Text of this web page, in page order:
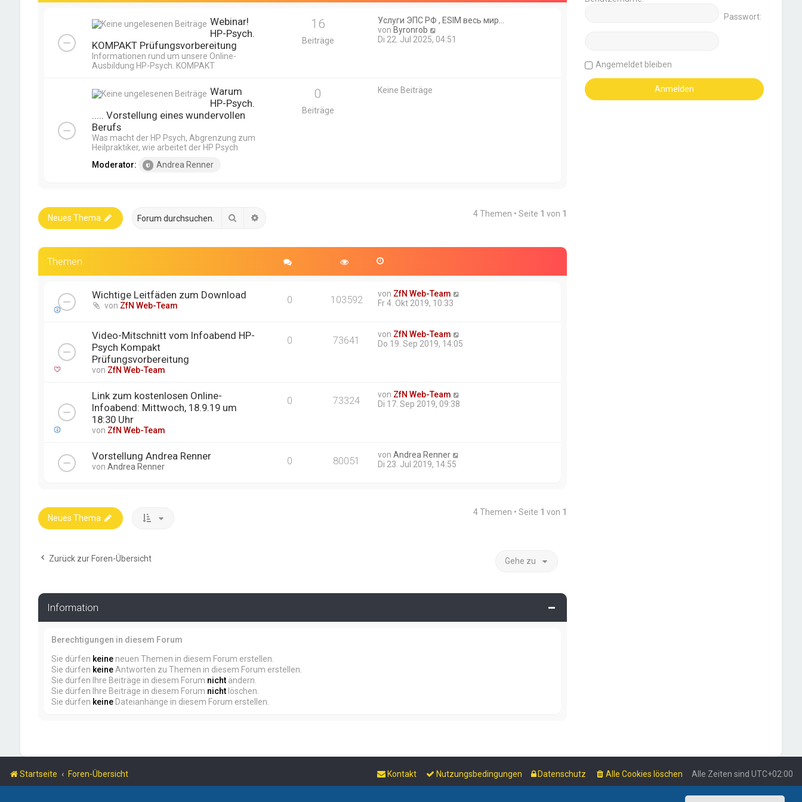
Webinar!
HP-Psych.
KOMPAKT Prüfungsvorbereitung
Informationen rund um unsere Online-
Ausbildung HP-Psych. KOMPAKT
16
Beiträge
Услуги ЭПС РФ , ESIM весь мир…
von Byronrob
e
Di 22. Jul 2025, 04:51
Warum
HP-Psych.
..... Vorstellung eines wundervollen
Berufs
Was macht der HP Psych, Abgrenzung zum
Heilpraktiker, wie arbeitet der HP Psych
Moderator:
Andrea Renner
0
Beiträge
Keine Beiträge
Neues Thema Suche 4 Themen • Seite 1 von 1
Themen
Wichtige Leitfäden zum Download
von ZfN Web-Team 0 103592 von ZfN Web-Team
Fr 4. Okt 2019, 10:33
Video-Mitschnitt vom Infoabend HP-
Psych Kompakt
Prüfungsvorbereitung
von ZfN Web-Team
0 73641 von ZfN Web-Team
Do 19. Sep 2019, 14:05
Link zum kostenlosen Online-
Infoabend: Mittwoch, 18.9.19 um
18:30 Uhr
von ZfN Web-Team
0 73324 von ZfN Web-Team
Di 17. Sep 2019, 09:38
Vorstellung Andrea Renner
von Andrea Renner 0 80051 vonAndrea Renner
Di 23. Jul 2019, 14:55
Neues Thema
4 Themen • Seite 1 von 1
Zurück zur Foren-Übersicht Gehe zu
Information
Berechtigungen in diesem Forum
Sie dürfen keineneuen Themen in diesem Forum erstellen.
Sie dürfen keineAntworten zu Themen in diesem Forum erstellen.
Sie dürfen Ihre Beiträge in diesem Forum nichtändern.
Sie dürfen Ihre Beiträge in diesem Forum nichtlöschen.
Sie dürfen keineDateianhänge in diesem Forum erstellen.
Passwort:
Angemeldet bleiben
Startseite Foren-Übersicht Alle Zeiten sind UTC+02:00
Alle Cookies löschen
Datenschutz
Nutzungsbedingungen
Kontakt